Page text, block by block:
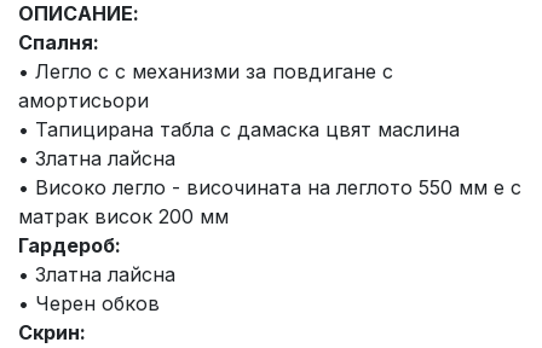
ОПИСАНИЕ:
Спалня:
• Легло с с механизми за повдигане с
амортисьори
• Тапицирана табла с дамаска цвят маслина
• Златна лайсна
• Високо легло - височината на леглото 550 мм е с
матрак висок 200 мм
Гардероб:
• Златна лайсна
• Черен обков
Скрин: